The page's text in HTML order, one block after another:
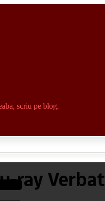
scriu pe blog.
ray